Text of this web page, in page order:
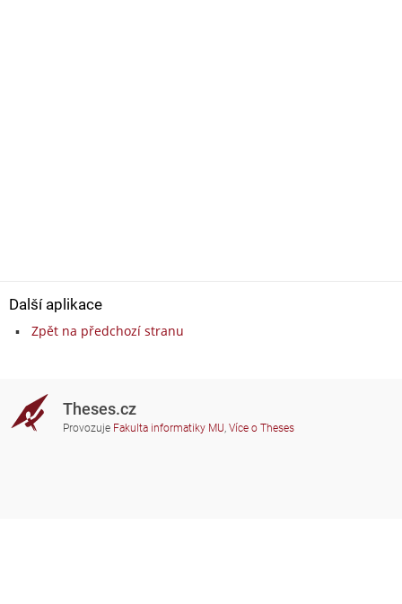
Další aplikace
Zpět na předchozí stranu
Theses.cz
Provozuje Fakulta informatiky MU, Více o Theses